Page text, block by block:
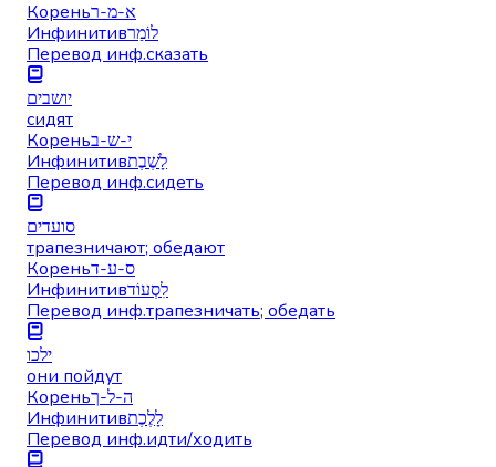
Кореньא-מ-ר
Инфинитивלוֹמַר
Перевод инф.сказать
יושבים
сидят
Кореньי-ש-ב
Инфинитивלָשֶׁבֶת
Перевод инф.сидеть
סועדים
трапезничают; обедают
Кореньס-ע-ד
Инфинитивלִסְעוֹד
Перевод инф.трапезничать; обедать
ילכו
они пойдут
Кореньה-ל-ך
Инфинитивלָלֶכֶת
Перевод инф.идти/ходить